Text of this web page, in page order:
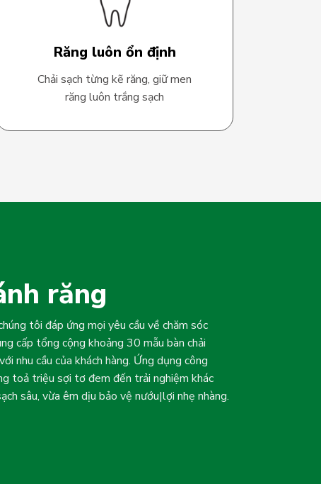
Răng luôn ổn định
Chải sạch từng kẽ răng, giữ men
răng luôn trắng sạch
răng
tôi đáp ứng mọi yêu cầu về chăm sóc
cấp tổng cộng khoảng 30 mẫu bàn chải
nhu cầu của khách hàng. Ứng dụng công
toả triệu sợi tơ đem đến trải nghiệm khác
sâu, vừa êm dịu bảo vệ nướu|lợi nhẹ nhàng.